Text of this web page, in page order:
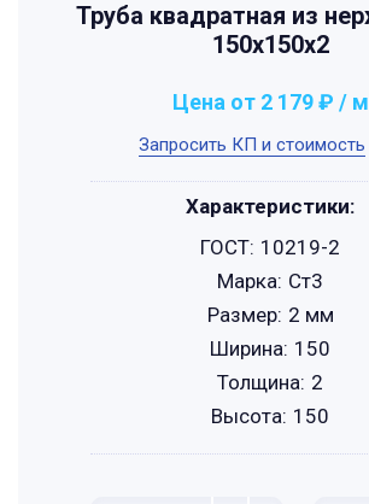
Труба квадратная из
150х150х2
Запросить КП и стоимость
Цена от 2 179 ₽ / м
Характеристики:
ГОСТ: 10219-2
Марка: Ст3
Размер: 2 мм
Ширина: 150
Толщина: 2
Высота: 150